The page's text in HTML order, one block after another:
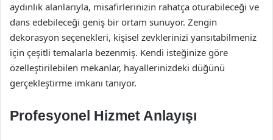
aydınlık alanlarıyla, misafirlerinizin rahatça oturabileceği ve
dans edebileceği geniş bir ortam sunuyor. Zengin
dekorasyon seçenekleri, kişisel zevklerinizi yansıtabilmeniz
için çeşitli temalarla bezenmiş. Kendi isteğinize göre
özelleştirilebilen mekanlar, hayallerinizdeki düğünü
gerçekleştirme imkanı tanıyor.
Profesyonel Hizmet Anlayışı